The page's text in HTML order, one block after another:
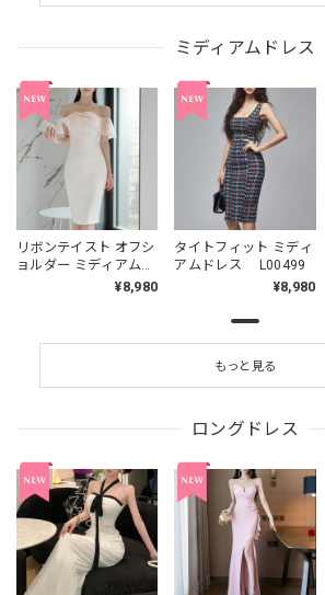
ミディアムドレス
リボンテイスト オフシ
ョルダー ミディアムド
¥8,980
タイトフィット ミディ
アムドレス L00499
¥8,980
もっと見る
ロングドレス